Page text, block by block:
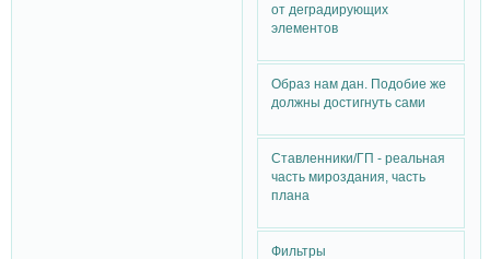
от деградирующих
элементов
Образ нам дан. Подобие же
должны достигнуть сами
Ставленники/ГП - реальная
часть мироздания, часть
плана
Фильтры